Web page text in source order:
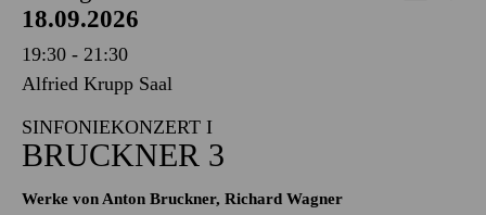
18.09.2026
19:30 - 21:30
Alfried Krupp Saal
SINFONIEKONZERT I
BRUCKNER 3
Werke von Anton Bruckner, Richard Wagner